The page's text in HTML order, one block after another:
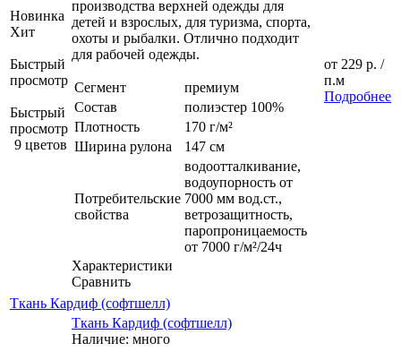
Новинка
Хит
Быстрый
просмотр
Быстрый
просмотр
9 цветов
производства верхней одежды для
детей и взрослых, для туризма, спорта,
охоты и рыбалки. Отлично подходит
для рабочей одежды.
Сегмент
премиум
Состав
полиэстер 100%
Плотность
170 г/м²
Ширина рулона
147 см
Потребительские
свойства
водоотталкивание,
водоупорность от
7000 мм вод.ст.,
ветрозащитность,
паропроницаемость
от 7000 г/м²/24ч
Характеристики
Сравнить
от 229 р. /
п.м
Подробнее
Ткань Кардиф (софтшелл)
Ткань Кардиф (софтшелл)
Наличие: много